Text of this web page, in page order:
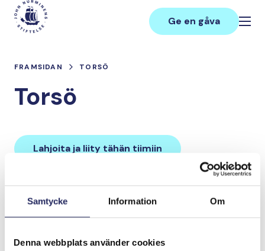
Samtycke Information Om
Denna webbplats använder cookies
Hoppa
innehåll
Main
Ge en gåva
FRAMSIDAN TORSÖ
Torsö
Lahjoita ja liity tähän tiimiin
Tiimin lahjoitukset yhteensä: